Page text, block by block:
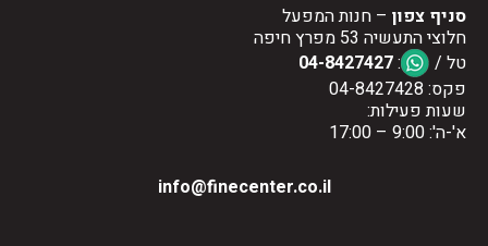
סניף צפון– חנות המפעל
חלוצי התעשיה 53 מפרץ חיפה
טל /
:
04-8427427
פקס: 04-8427428
שעות פעילות:
א'-ה': 9:00 – 17:00
info@finecenter.co.il